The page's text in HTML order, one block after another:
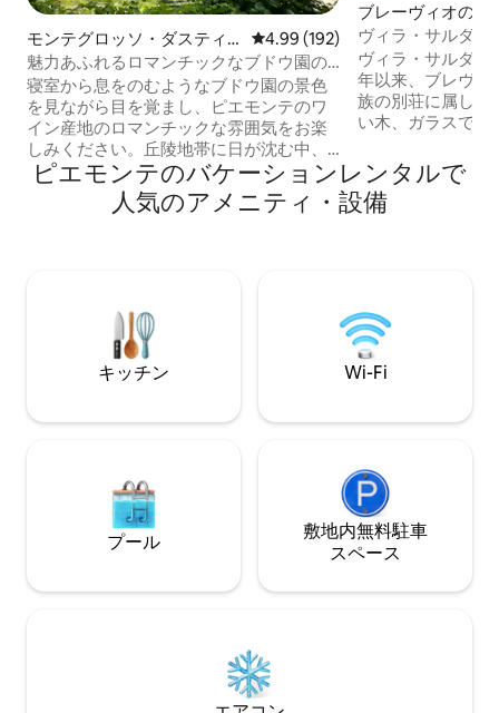
モンテグロッソ・ダスティ
の一軒家
レビュー192件、5つ星中4.99つ
4.99 (192)
魅力あふれるロマンチックなブドウ園の
眺望
寝室から息をのむようなブドウ園の景色
を見ながら目を覚まし、ピエモンテのワ
イン産地のロマンチックな雰囲気をお楽
しみください。丘陵地帯に日が沈む中、
専用パティオでバルベーラを片手にくつ
ろぎましょう。 この2階建てのアパートメ
ントには、ブドウ園を見下ろす寝室のバ
きの敷地の目の前に駐車場があります。
静かでロマンチックな休暇に最適です。
カップル向けやロマンチックな旅行に最
ブレーヴィオのロ
ヴィラ・サルダー
ヴィラ・サルダー
年以来、ブレヴィ
族の別荘に属して
い木、ガラスで作
ンド・ホテル・
ラリアーノ湖畔
特徴的な素晴らし
ートレンタル、タ
をご利用いただけ
ピエモンテのバケーションレンタルで
人気のアメニティ・設備
キッチン Wi-Fi
プール
敷地内無料駐⁠車
ス⁠ペ⁠ー⁠ス